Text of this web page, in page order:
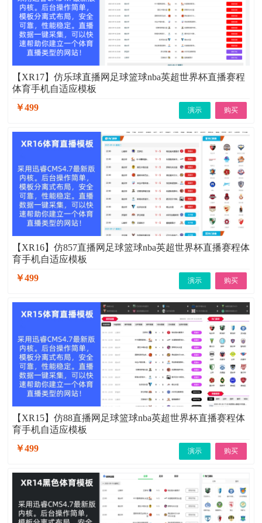
【XR17】仿乐球直播网足球篮球nba英超世界杯直播赛程
体育手机自适应模板
￥499
购买
演示
【XR16】仿857直播网足球篮球nba英超世界杯直播赛程体
育手机自适应模板
￥499
购买
演示
【XR15】仿88直播网足球篮球nba英超世界杯直播赛程体
育手机自适应模板
￥499
购买
演示